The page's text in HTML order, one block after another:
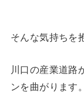
そんな気持ちを
川口の産業道路
ンを曲がります。